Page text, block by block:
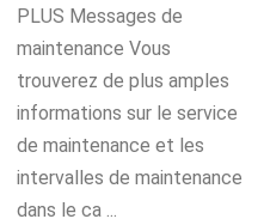
PLUS Messages de
maintenance Vous
trouverez de plus amples
informations sur le service
de maintenance et les
intervalles de maintenance
dans le ca ...